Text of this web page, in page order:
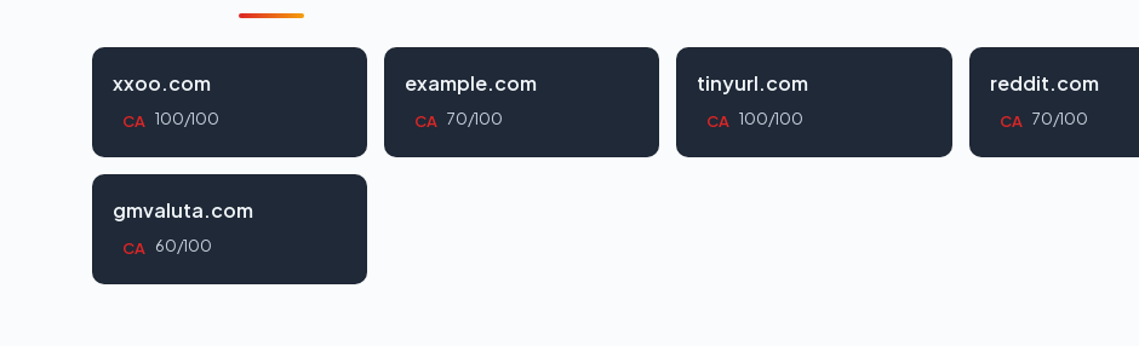
xxoo.com
CA 100/100
example.com
CA 70/100
tinyurl.com
CA 100/100
reddit.com
CA 70/100
gmvaluta.com
CA 60/100